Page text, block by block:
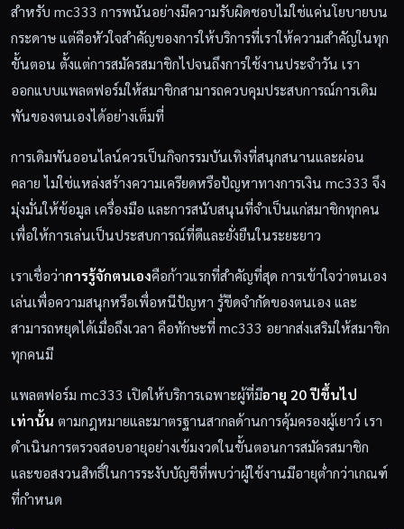
สำหรับ mc333 การพนันอย่างมีความรับผิดชอบไม่ใช่แค่นโยบายบน
กระดาษ แต่คือหัวใจสำคัญของการให้บริการที่เราให้ความสำคัญในทุก
ขั้นตอน ตั้งแต่การสมัครสมาชิกไปจนถึงการใช้งานประจำวัน เรา
ออกแบบแพลตฟอร์มให้สมาชิกสามารถควบคุมประสบการณ์การเดิม
พันของตนเองได้อย่างเต็มที่
การเดิมพันออนไลน์ควรเป็นกิจกรรมบันเทิงที่สนุกสนานและผ่อน
คลาย ไม่ใช่แหล่งสร้างความเครียดหรือปัญหาทางการเงิน mc333 จึง
มุ่งมั่นให้ข้อมูล เครื่องมือ และการสนับสนุนที่จำเป็นแก่สมาชิกทุกคน
เพื่อให้การเล่นเป็นประสบการณ์ที่ดีและยั่งยืนในระยะยาว
เราเชื่อว่าการรู้จักตนเองคือก้าวแรกที่สำคัญที่สุด การเข้าใจว่าตนเอง
เล่นเพื่อความสนุกหรือเพื่อหนีปัญหา รู้ขีดจำกัดของตนเอง และ
สามารถหยุดได้เมื่อถึงเวลา คือทักษะที่ mc333 อยากส่งเสริมให้สมาชิก
ทุกคนมี
แพลตฟอร์ม mc333 เปิดให้บริการเฉพาะผู้ที่มีอายุ 20 ปีขึ้นไป
เท่านั้น ตามกฎหมายและมาตรฐานสากลด้านการคุ้มครองผู้เยาว์ เรา
ดำเนินการตรวจสอบอายุอย่างเข้มงวดในขั้นตอนการสมัครสมาชิก
และขอสงวนสิทธิ์ในการระงับบัญชีที่พบว่าผู้ใช้งานมีอายุต่ำกว่าเกณฑ์
ที่กำหนด